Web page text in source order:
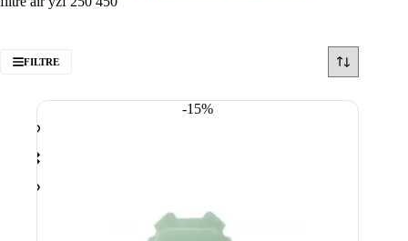
FILTRE
-15%